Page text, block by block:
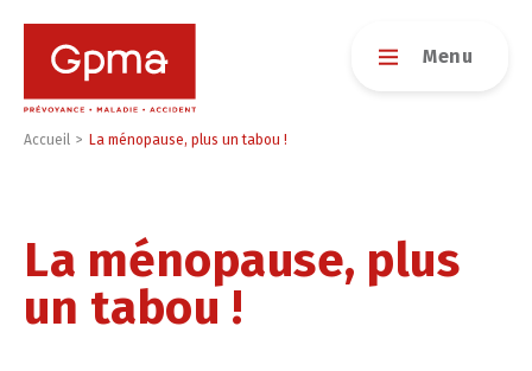
Menu
Accueil > La ménopause, plus un tabou !
Mes services
La Garantie Aidants Familiaux
Le fonds d’entraide
La ménopause, plus
un tabou !